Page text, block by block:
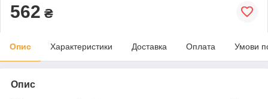
562 ₴
Опис Характеристики Доставка Оплата Умови
Опис